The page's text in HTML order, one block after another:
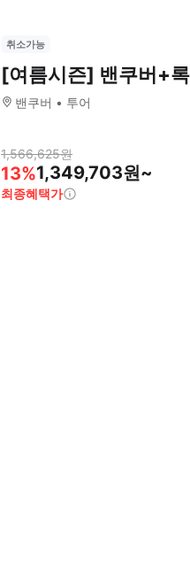
취소가능
[여름시즌] 밴쿠버+
밴쿠버 투어
1,566,625원
13%1,349,703원~
최종혜택가